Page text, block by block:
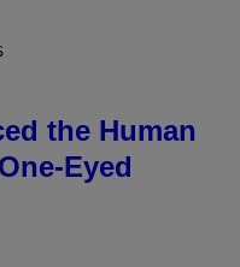
the Human
Eyed